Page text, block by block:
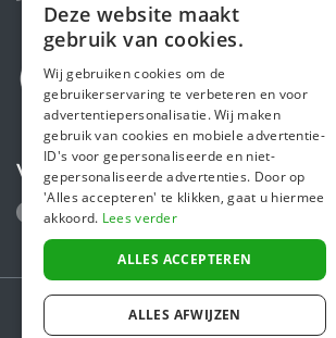
Volg ons
Secure payments powered by
ENGLISH
Deze website maakt
gebruik van cookies.
Wij gebruiken cookies om de
gebruikerservaring te verbeteren en voor
advertentiepersonalisatie. Wij maken
gebruik van cookies en mobiele advertentie-
ID's voor gepersonaliseerde en niet-
gepersonaliseerde advertenties. Door op
'Alles accepteren' te klikken, gaat u hiermee
akkoord. Lees verder
ALLES ACCEPTEREN
ALLES AFWIJZEN